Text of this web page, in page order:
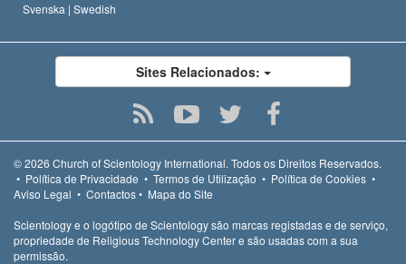
Svenska | Swedish
Sites Relacionados:
© 2026 Church of Scientology International. Todos os Direitos Reservados.
• Política de Privacidade • Termos de Utilização • Política de Cookies •
Aviso Legal • Contactos• Mapa do Site
Scientology e o logótipo de Scientology são marcas registadas e de serviço,
propriedade de Religious Technology Center e são usadas com a sua
permissão.